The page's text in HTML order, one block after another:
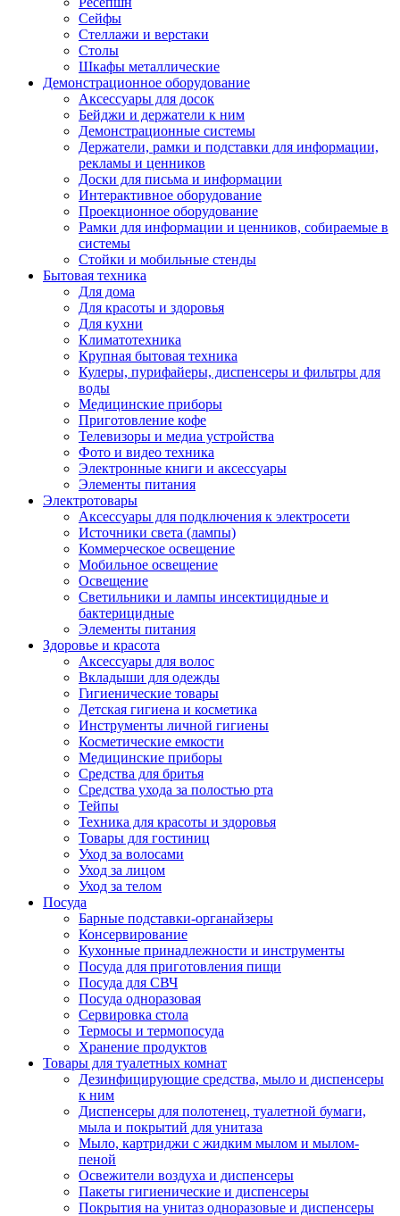
Сейфы
Стеллажи и верстаки
Столы
Шкафы металлические
Демонстрационное оборудование
Аксессуары для досок
Бейджи и держатели к ним
Демонстрационные системы
Держатели, рамки и подставки для информации,
рекламы и ценников
Доски для письма и информации
Интерактивное оборудование
Проекционное оборудование
Рамки для информации и ценников, собираемые в
системы
Стойки и мобильные стенды
Бытовая техника
Для дома
Для красоты и здоровья
Для кухни
Климатотехника
Крупная бытовая техника
Кулеры, пурифайеры, диспенсеры и фильтры для
воды
Медицинские приборы
Приготовление кофе
Телевизоры и медиа устройства
Фото и видео техника
Электронные книги и аксессуары
Элементы питания
Электротовары
Аксессуары для подключения к электросети
Источники света (лампы)
Коммерческое освещение
Мобильное освещение
Освещение
Светильники и лампы инсектицидные и
бактерицидные
Элементы питания
Здоровье и красота
Аксессуары для волос
Вкладыши для одежды
Гигиенические товары
Детская гигиена и косметика
Инструменты личной гигиены
Косметические емкости
Медицинские приборы
Средства для бритья
Средства ухода за полостью рта
Тейпы
Техника для красоты и здоровья
Товары для гостиниц
Уход за волосами
Уход за лицом
Уход за телом
Посуда
Барные подставки-органайзеры
Консервирование
Кухонные принадлежности и инструменты
Посуда для приготовления пищи
Посуда для СВЧ
Посуда одноразовая
Сервировка стола
Термосы и термопосуда
Хранение продуктов
Товары для туалетных комнат
Дезинфицирующие средства, мыло и диспенсеры
к ним
Диспенсеры для полотенец, туалетной бумаги,
мыла и покрытий для унитаза
Мыло, картриджи с жидким мылом и мылом-
пеной
Освежители воздуха и диспенсеры
Пакеты гигиенические и диспенсеры
Покрытия на унитаз одноразовые и диспенсеры